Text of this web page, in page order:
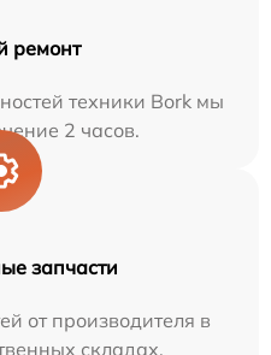
ремонт
техники Bork мы
2 часов.
запчасти
от производителя в
складах.